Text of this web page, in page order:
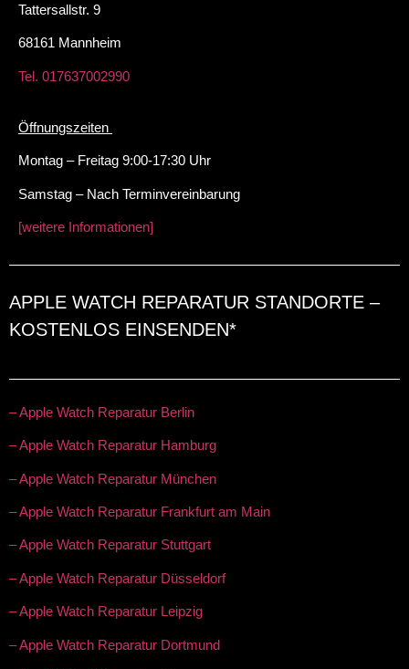
Tattersallstr. 9
68161 Mannheim
Tel. 017637002990
Öffnungszeiten
Montag – Freitag 9:00-17:30 Uhr
Samstag – Nach Terminvereinbarung
[weitere Informationen]
APPLE WATCH REPARATUR STANDORTE –
KOSTENLOS EINSENDEN*
– Apple Watch Reparatur Berlin
– Apple Watch Reparatur Hamburg
– Apple Watch Reparatur München
– Apple Watch Reparatur Frankfurt am Main
– Apple Watch Reparatur Stuttgart
– Apple Watch Reparatur Düsseldorf
– Apple Watch Reparatur Leipzig
– Apple Watch Reparatur Dortmund